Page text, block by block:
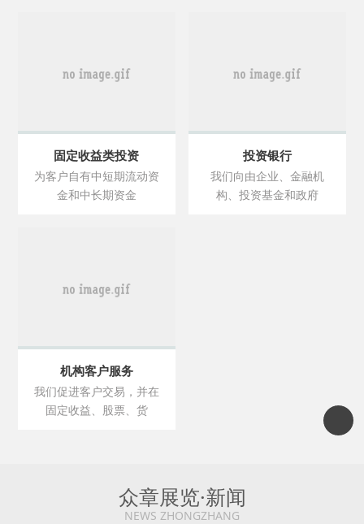
固定收益类投资
为客户自有中短期流动资
金和中长期资金
投资银行
我们向由企业、金融机
构、投资基金和政府
机构客户服务
我们促进客户交易，并在
固定收益、股票、货
众章展览·新闻
NEWS ZHONGZHANG